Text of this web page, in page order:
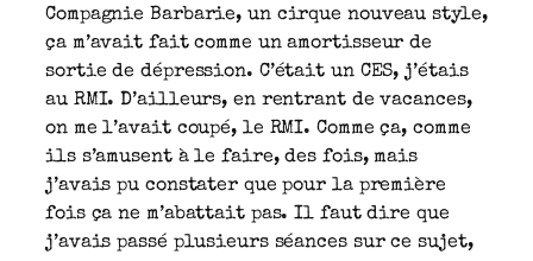
Compagnie Barbarie, un cirque nouveau style,
ça m’avait fait comme un amortisseur de
sortie de dépression. C’était un CES, j’étais
au RMI. D’ailleurs, en rentrant de vacances,
on me l’avait coupé, le RMI. Comme ça, comme
ils s’amusent à le faire, des fois, mais
j’avais pu constater que pour la première
fois ça ne m’abattait pas. Il faut dire que
j’avais passé plusieurs séances sur ce sujet,